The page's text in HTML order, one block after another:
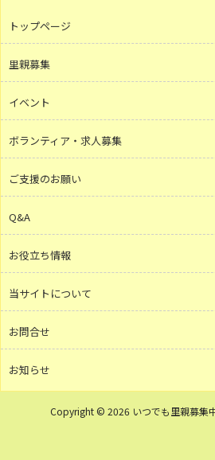
トップページ
里親募集
イベント
ボランティア・求人募集
ご支援のお願い
Q&A
お役立ち情報
当サイトについて
お問合せ
お知らせ
Copyright © 2026 いつでも里親募集